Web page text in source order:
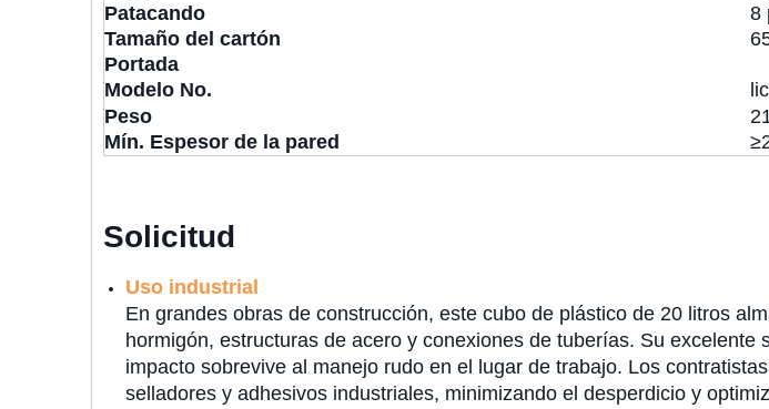
Patacando
8
Tamaño del cartón
Portada
Modelo No.
Peso
Mín. Espesor de la pared
Solicitud
Uso industrial
En grandes obras de construcción, este cubo de plástico de 20 litros
hormigón, estructuras de acero y conexiones de tuberías. Su
impacto sobrevive al manejo rudo en el lugar de trabajo. Los
selladores y adhesivos industriales, minimizando el desperdicio y